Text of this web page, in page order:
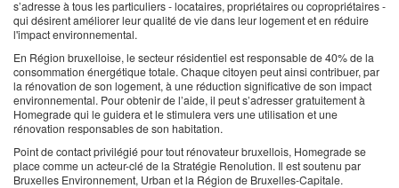
s’adresse à tous les particuliers - locataires, propriétaires ou copropriétaires -
qui désirent améliorer leur qualité de vie dans leur logement et en réduire
l'impact environnemental.
En Région bruxelloise, le secteur résidentiel est responsable de 40% de la
consommation énergétique totale. Chaque citoyen peut ainsi contribuer, par
la rénovation de son logement, à une réduction significative de son impact
environnemental. Pour obtenir de l’aide, il peut s’adresser gratuitement à
Homegrade qui le guidera et le stimulera vers une utilisation et une
rénovation responsables de son habitation.
Point de contact privilégié pour tout rénovateur bruxellois, Homegrade se
place comme un acteur-clé de la Stratégie Renolution. Il est soutenu par
Bruxelles Environnement, Urban et la Région de Bruxelles-Capitale.